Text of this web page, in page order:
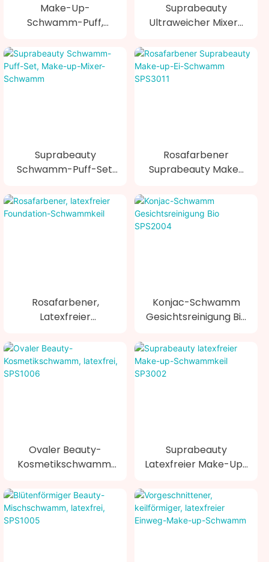
Make-Up-
Schwamm-Puff,
Suprabeauty-
Mischschwamm
Suprabeauty
Ultraweicher Mixer-
Latexfrei, Farbverlauf
Suprabeauty
Schwamm-Puff-Set,
Schwamm
Rosafarbener
Suprabeauty Make-
SPS3011
Rosafarbener,
Latexfreier
Schwammkeil
Konjac-Schwamm
Gesichtsreinigung Bio
Ovaler Beauty-
Kosmetikschwamm,
Suprabeauty
Latexfreier Make-Up-